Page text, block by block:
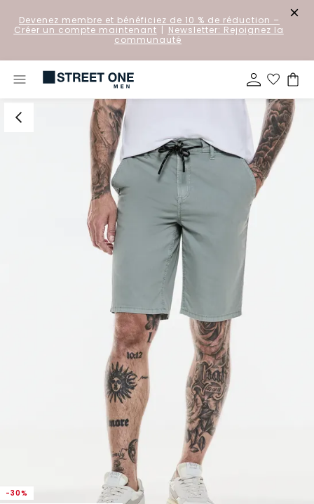
Devenez membre et bénéficiez de 10 % de réduction –
Créer un compte maintenant | Newsletter: Rejoignez la
communauté
-30%